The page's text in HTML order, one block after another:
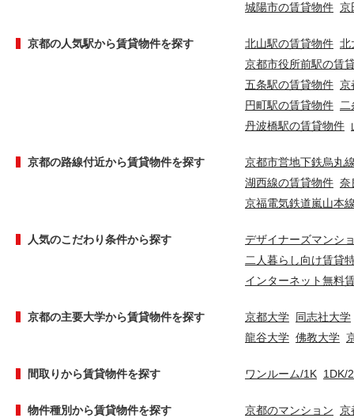
城陽市の賃貸物件 京
京都の人気駅から賃貸物件を探す 北山駅の賃貸物件 北
京都市役所前駅の賃
五条駅の賃貸物件 京
円町駅の賃貸物件
丹波橋駅の賃貸物件
京都の路線付近から賃貸物件を探す
京都市営地下鉄烏丸
湖西線の賃貸物件 奈
京福電気鉄道嵐山本
人気のこだわり条件から探す
デザイナーズマンシ
二人暮らし向け賃貸
インターネット無料
京都の主要大学から賃貸物件を探す 京都大学 同志社大学
龍谷大学 佛教大学
間取りから賃貸物件を探す ワンルーム/1K 1DK/
物件種別から賃貸物件を探す 京都のマンション 京